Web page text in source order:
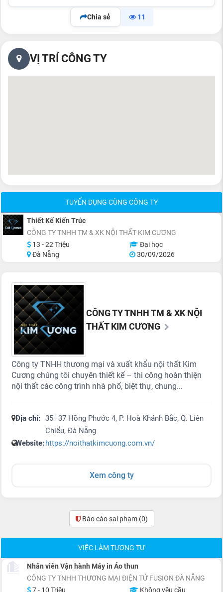
Chia sẻ 11
VỊ TRÍ CÔNG TY
TUYỂN DỤNG CÙNG CÔNG TY
Thiết Kế Kiến Trúc
CÔNG TY TNHH TM & XK NỘI THẤT KIM CƯƠNG
13 - 22 Triệu
Đại học
Đà Nẵng
30/09/2026
CÔNG TY TNHH TM & XK NỘI
THẤT KIM CƯƠNG
Công ty TNHH thương mại và xuất khẩu nội thất Kim
Cương chúng tôi chuyên thiết kế – thi công hoàn thiện
nội thất các công trình nhà phố, biệt thự, chung...
Địa chỉ: 35–37 Hồng Phước 4, P. Hoà Khánh Bắc, Q. Liên
Chiểu, Đà Nẵng
Website:https://noithatkimcuong.com.vn/
Xem công ty
Báo cáo sai phạm (0)
VIỆC LÀM TƯƠNG TỰ
Nhân viên Vận hành Máy in Áo thun
CÔNG TY TNHH THƯƠNG MẠI ĐIỆN TỬ FUSION ĐÀ NẴNG
7 - 10 Triệu
Không yêu cầu